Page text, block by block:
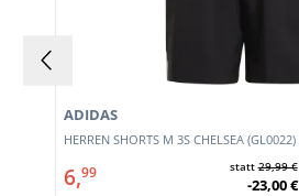
HERREN SHORTS M 3S CHELSEA (GL0022)
ADIDAS
6,99 statt29,99 €
-23,00 €